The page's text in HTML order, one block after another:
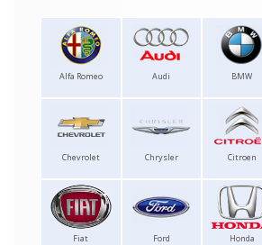
Alfa Romeo Audi BMW
Chevrolet Chrysler Citroen
Fiat Ford Honda